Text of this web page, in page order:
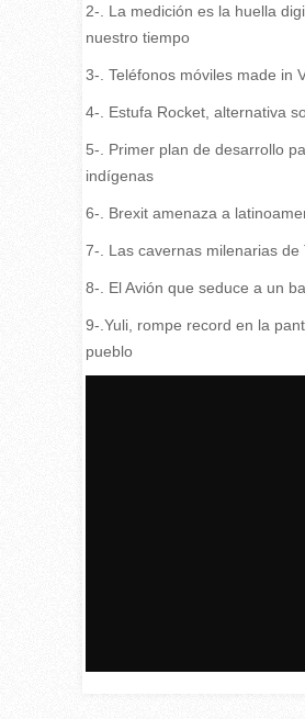
2-. La medición es la huella
nuestro tiempo
3-. Teléfonos móviles made in
4-. Estufa Rocket, alternativa
5-. Primer plan de desarrollo
indígenas
6-. Brexit amenaza a
7-. Las cavernas milenarias de
8-. El Avión que seduce a un
9-.Yuli, rompe record en la
pueblo